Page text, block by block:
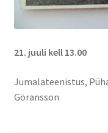
21. juuli kell 13.00
Jumalateenistus,
Göransson